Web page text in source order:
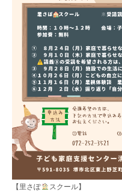
【里さぽ
スクール】 ※受講